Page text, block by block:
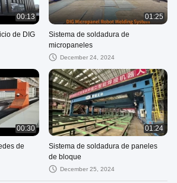
00:13
de DIG
01:25
Sistema de soldadura de
micropaneles
December 24, 2024
00:30
de
01:24
Sistema de soldadura de paneles
de bloque
December 25, 2024